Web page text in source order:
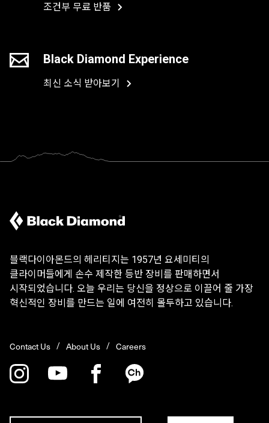
조건부 무료 반품
Black Diamond Experience
최신 소식 받아보기
블랙다이아몬드의 헤리티지는 1957년 요세미티의
클라이머들에게 손수 제작한 등반 장비를 판매하면서
시작되었습니다. 오늘 우리는 당신을 정상으로 이끌어 줄 가장
혁신적인 장비를 만드는 일에 여전히 몰두하고 있습니다.
Contact Us About Us Careers